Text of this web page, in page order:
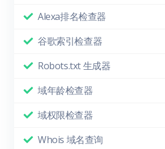
Alexa排名检查器
谷歌索引检查器
Robots.txt 生成器
域年龄检查器
域权限检查器
Whois 域名查询